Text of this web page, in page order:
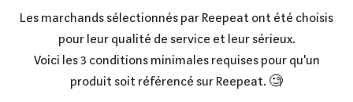
Les marchands sélectionnés par Reepeat ont été choisis
pour leur qualité de service et leur sérieux.
Voici les 3 conditions minimales requises pour qu'un
produit soit référencé sur Reepeat. 🧐